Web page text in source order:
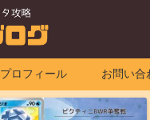
プロフィール お問い合